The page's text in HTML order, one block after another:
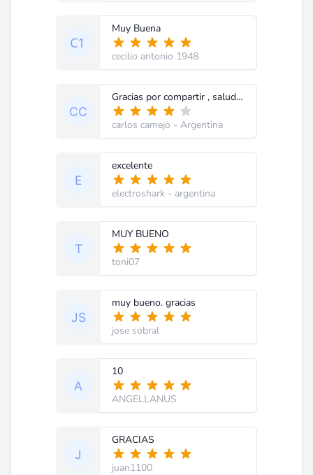
Muy Buena
cecilio antonio 1948
Gracias por compartir , saludos de Carlos Camejo .
carlos camejo - Argentina
excelente
electroshark - argentina
MUY BUENO
toni07
muy bueno. gracias
jose sobral
10
ANGELLANUS
GRACIAS
juan1100